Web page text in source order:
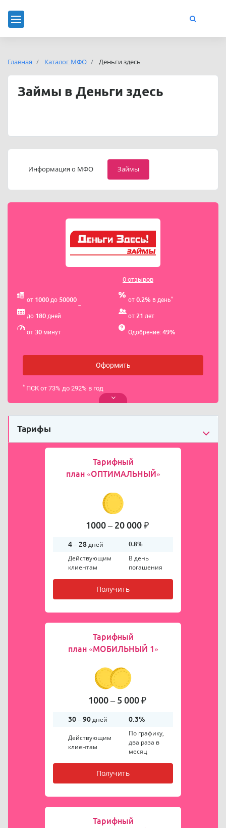
Главная Каталог МФО Деньги здесь
Займы в Деньги здесь
Информация о МФО Займы
0 отзывов
от 1000 до 50000 от 0.2% в день*
до 180 дней от 21 лет
от 30 минут Одобрение: 49%
Оформить
*ПСК от 73% до 292% в год
Тарифы
Тарифный
план «ОПТИМАЛЬНЫЙ»
1000 – 20 000 ₽
4 – 28дней 0.8%
Действующим
клиентам
В день
погашения
Получить
Тарифный
план «МОБИЛЬНЫЙ 1»
1000 – 5 000 ₽
30 – 90дней 0.3%
Действующим
клиентам
По графику,
два раза в
месяц
Получить
Тарифный